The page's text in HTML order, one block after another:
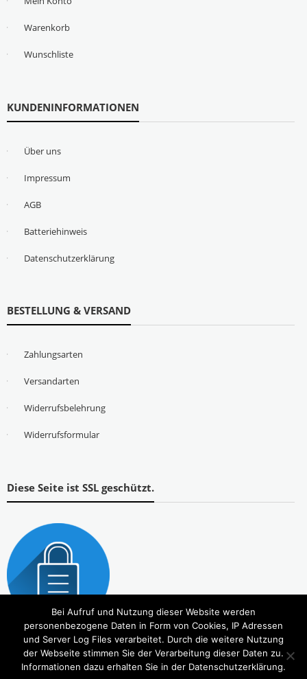
Warenkorb
Wunschliste
KUNDENINFORMATIONEN
Über uns
Impressum
AGB
Batteriehinweis
Datenschutzerklärung
BESTELLUNG & VERSAND
Zahlungsarten
Versandarten
Widerrufsbelehrung
Widerrufsformular
Diese Seite ist SSL geschützt.
Bei Aufruf und Nutzung dieser Website werden
personenbezogene Daten in Form von Cookies, IP Adressen
und Server Log Files verarbeitet. Durch die weitere Nutzung
der Webseite stimmen Sie der Verarbeitung dieser Daten zu.
Informationen dazu erhalten Sie in der Datenschutzerklärung.